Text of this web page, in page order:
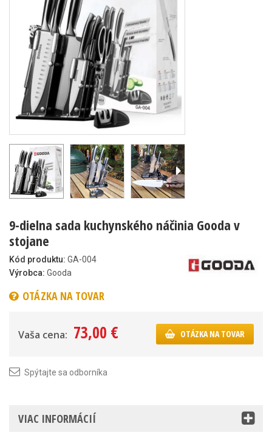
9-dielna sada kuchynského náčinia Gooda v
stojane
Kód produktu: GA-004
Výrobca: Gooda
OTÁZKA NA TOVAR
Vaša cena: 73,00 € OTÁZKA NA TOVAR
Spýtajte sa odborníka
VIAC INFORMÁCIÍ